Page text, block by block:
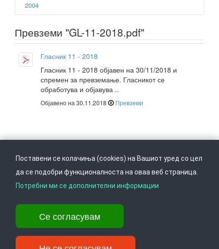
2004
Превземи "GL-11-2018.pdf"
Гласник 11 - 2018
Гласник 11 - 2018 објавен на 30/11/2018 и
спремен за превземање. Гласникот се
обработува и објавува ..
Објавено на 30.11.2018 Превземи
Врати се горе Следете не на
Ул. Даме Груев 14, Катна гаража Беко на 1-виот кат, 1000 Скопје,
Тел: +389 2 3103 601 (641), Факс: +389 2 3137 149 |
info@ippo.gov.mk
Поставени се колачиња (cookies) на Вашиот уред со цел
да се подобри функционалноста на оваа веб страница.
Потребни ми се дополнителни информации
Се согласувам